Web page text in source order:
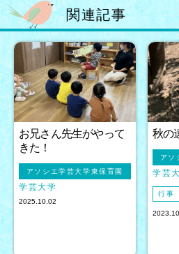
関連記事
お兄さん先生がやって
きた！
アソシエ学芸大学東保育園
学芸大学
2025.10.02
秋の
アソ
学芸
行事